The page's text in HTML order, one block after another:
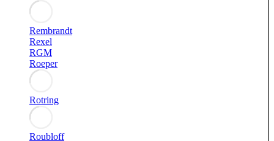
Rembrandt
Rexel
RGM
Roeper
Rotring
Roubloff